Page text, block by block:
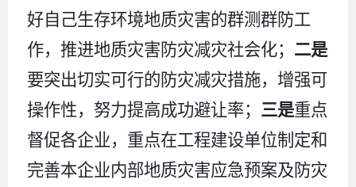
好自己生存环境地质灾害的群测群防工
作，推进地质灾害防灾减灾社会化； 二是
要突出切实可行的防灾减灾措施，增强可
操作性，努力提高成功避让率； 三是重点
督促各企业，重点在工程建设单位制定和
完善本企业内部地质灾害应急预案及防灾